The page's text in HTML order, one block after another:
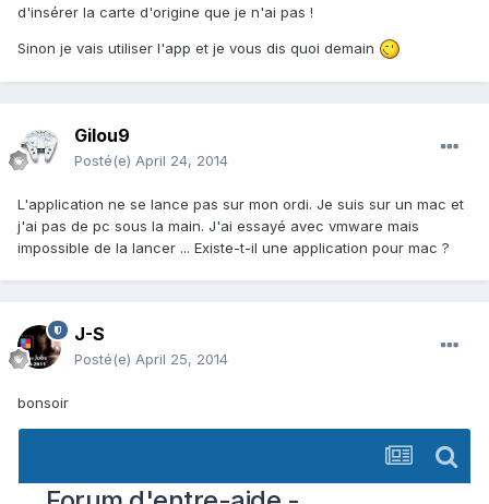
d'insérer la carte d'origine que je n'ai pas !
Sinon je vais utiliser l'app et je vous dis quoi demain
Gilou9
Posté(e) April 24, 2014
L'application ne se lance pas sur mon ordi. Je suis sur un mac et
j'ai pas de pc sous la main. J'ai essayé avec vmware mais
impossible de la lancer ... Existe-t-il une application pour mac ?
J-S
Posté(e) April 25, 2014
bonsoir